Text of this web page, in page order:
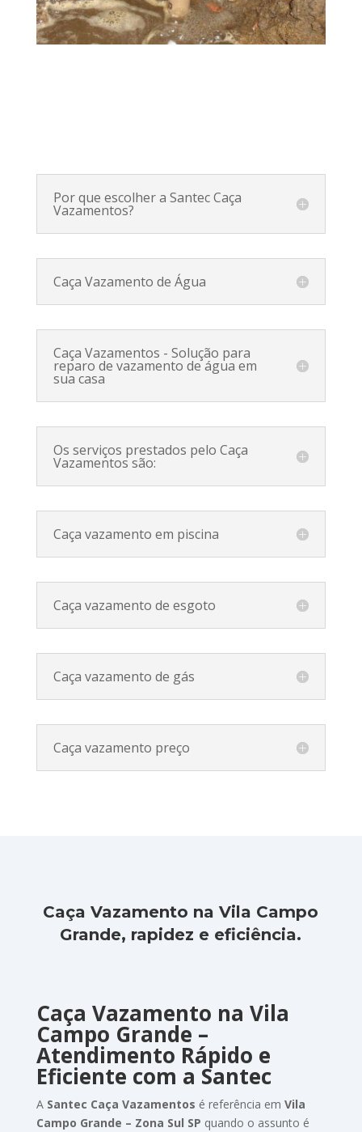
Por que escolher a Santec Caça
Vazamentos?
Caça Vazamento de Água
Caça Vazamentos - Solução para
reparo de vazamento de água em
sua casa
Os serviços prestados pelo Caça
Vazamentos são:
Caça vazamento em piscina
Caça vazamento de esgoto
Caça vazamento de gás
Caça vazamento preço
Caça Vazamento na Vila Campo
Grande, rapidez e eficiência.
Caça Vazamento na Vila
Campo Grande –
Atendimento Rápido e
Eficiente com a Santec
A Santec Caça Vazamentos é referência em Vila
Campo Grande – Zona Sul SP quando o assunto é